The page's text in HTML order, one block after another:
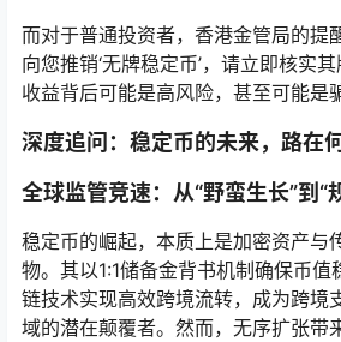
而对于普通投资者，香港金管局的提
向您推销‘无牌稳定币’，请立即核实
收益背后可能是高风险，甚至可能是
深度追问：稳定币的未来，路在
全球监管竞速：从“野蛮生长”到“
稳定币的崛起，本质上是加密资产与
物。其以1:1储备金背书机制确保币
链技术实现高效跨境流转，成为跨境
域的潜在颠覆者。然而，无序扩张带